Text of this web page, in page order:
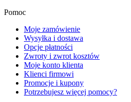
Pomoc
Moje zamówienie
Wysyłka i dostawa
Opcje płatności
Zwroty i zwrot kosztów
Moje konto klienta
Klienci firmowi
Promocje i kupony
Potrzebujesz więcej pomocy?